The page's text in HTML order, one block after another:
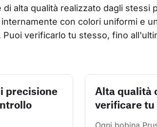
alta qualità realizzato dagli stessi
con colori uniformi e
Puoi verificarlo tu stesso, fino
precisione
Alta qualità
verificare tu